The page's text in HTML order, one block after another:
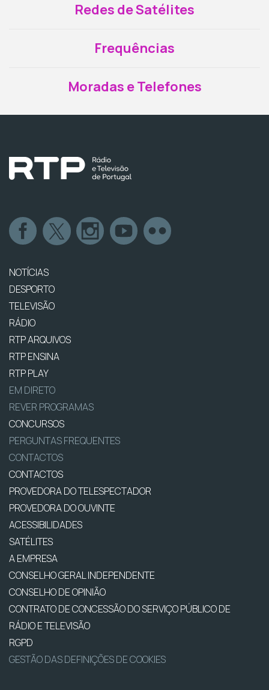
Redes de Satélites
Frequências
Moradas e Telefones
NOTÍCIAS
DESPORTO
TELEVISÃO
RÁDIO
RTP ARQUIVOS
RTP ENSINA
RTP PLAY
EM DIRETO
REVER PROGRAMAS
CONCURSOS
PERGUNTAS FREQUENTES
CONTACTOS
CONTACTOS
PROVEDORA DO TELESPECTADOR
PROVEDORA DO OUVINTE
ACESSIBILIDADES
SATÉLITES
A EMPRESA
CONSELHO GERAL INDEPENDENTE
CONSELHO DE OPINIÃO
CONTRATO DE CONCESSÃO DO SERVIÇO PÚBLICO DE
RÁDIO E TELEVISÃO
RGPD
GESTÃO DAS DEFINIÇÕES DE COOKIES